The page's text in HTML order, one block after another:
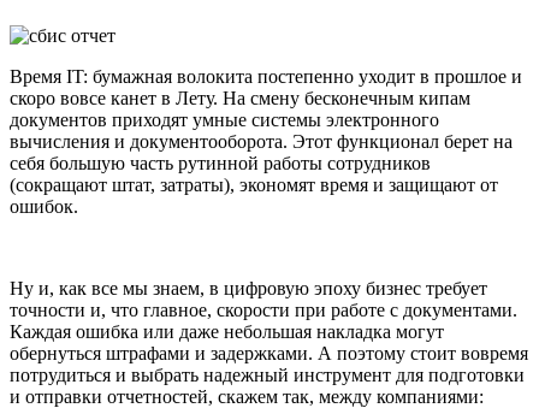
Время IT: бумажная волокита постепенно уходит в прошлое и
скоро вовсе канет в Лету. На смену бесконечным кипам
документов приходят умные системы электронного
вычисления и документооборота. Этот функционал берет на
себя большую часть рутинной работы сотрудников
(сокращают штат, затраты), экономят время и защищают от
ошибок.
Ну и, как все мы знаем, в цифровую эпоху бизнес требует
точности и, что главное, скорости при работе с документами.
Каждая ошибка или даже небольшая накладка могут
обернуться штрафами и задержками. А поэтому стоит вовремя
потрудиться и выбрать надежный инструмент для подготовки
и отправки отчетностей, скажем так, между компаниями: